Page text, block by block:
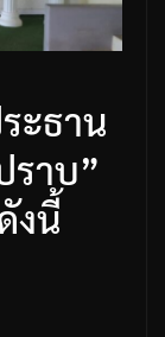
ะธาน
าบ”
งนี้